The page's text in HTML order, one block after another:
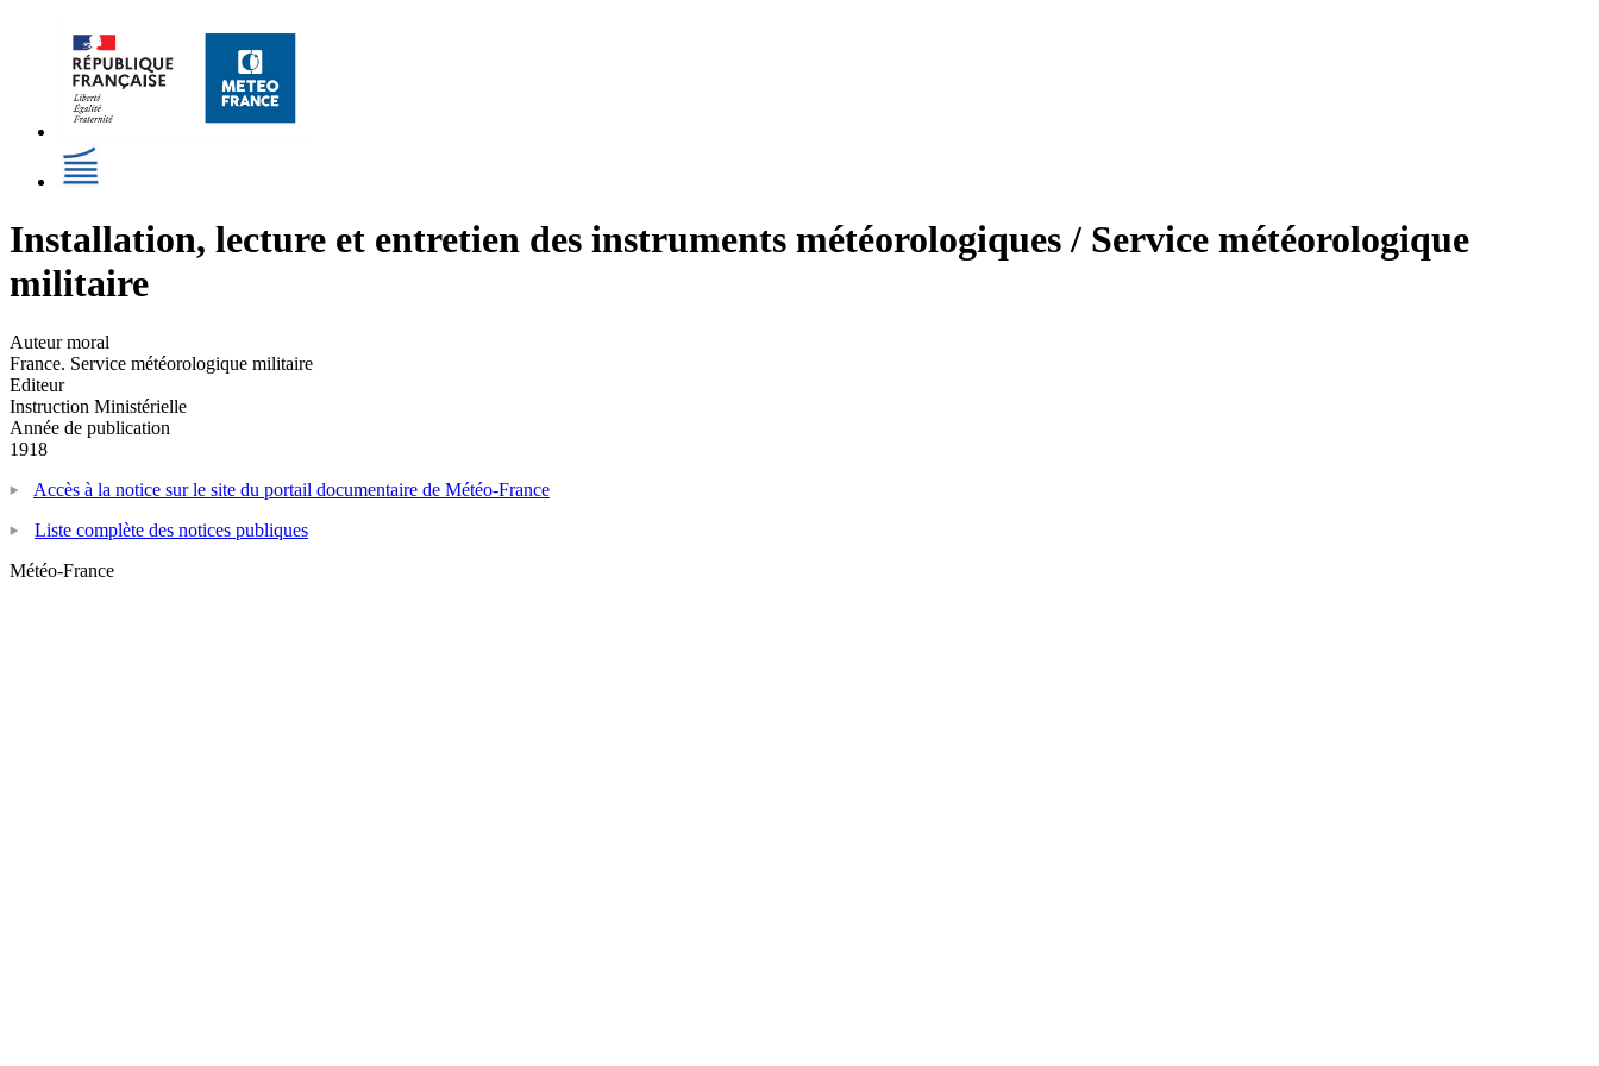
Installation, lecture et entretien des instruments météorologiques / Service météorologique
militaire
Auteur moral
France. Service météorologique militaire
Editeur
Instruction Ministérielle
Année de publication
1918
Accès à la notice sur le site du portail documentaire de Météo-France
Liste complète des notices publiques
Météo-France